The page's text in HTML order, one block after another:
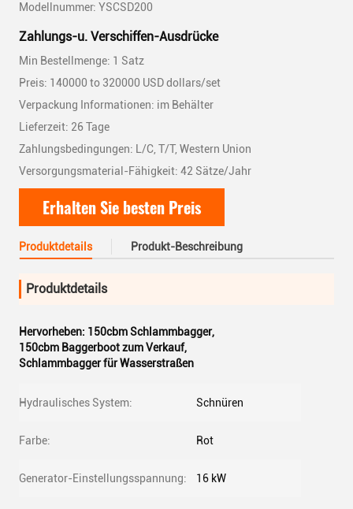
Modellnummer: YSCSD200
Zahlungs-u. Verschiffen-Ausdrücke
Min Bestellmenge: 1 Satz
Preis: 140000 to 320000 USD dollars/set
Verpackung Informationen: im Behälter
Lieferzeit: 26 Tage
Zahlungsbedingungen: L/C, T/T, Western Union
Versorgungsmaterial-Fähigkeit: 42 Sätze/Jahr
Erhalten Sie besten Preis
Produktdetails Produkt-Beschreibung
Produktdetails
Hervorheben: 150cbm Schlammbagger,
150cbm Baggerboot zum Verkauf,
Schlammbagger für Wasserstraßen
Hydraulisches System: Schnüren
Farbe: Rot
Generator-Einstellungsspannung: 16 kW